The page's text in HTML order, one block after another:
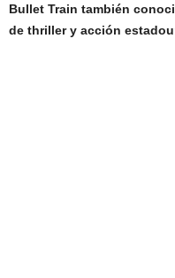
Bullet Train también
de thriller y acción